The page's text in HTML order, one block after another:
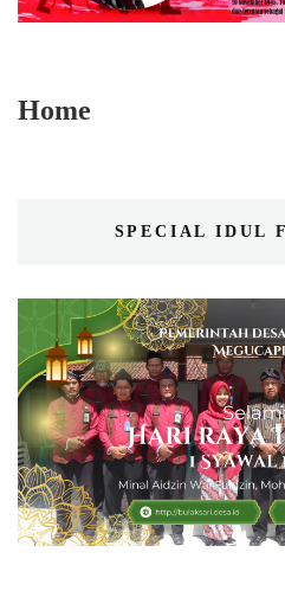
Home
SPECIAL IDUL